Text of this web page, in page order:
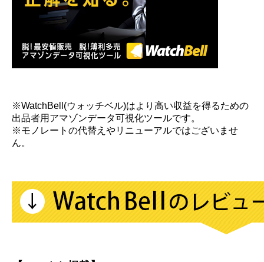
※WatchBell(ウォッチベル)はより高い収益を得るための
出品者用アマゾンデータ可視化ツールです。
※モノレートの代替えやリニューアルではございませ
ん。